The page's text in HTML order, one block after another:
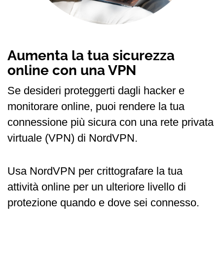
Aumenta la tua sicurezza
online con una VPN
Se desideri proteggerti dagli hacker e
monitorare online, puoi rendere la tua
connessione più sicura con una rete privata
virtuale (VPN) di NordVPN.
Usa NordVPN per crittografare la tua
attività online per un ulteriore livello di
protezione quando e dove sei connesso.